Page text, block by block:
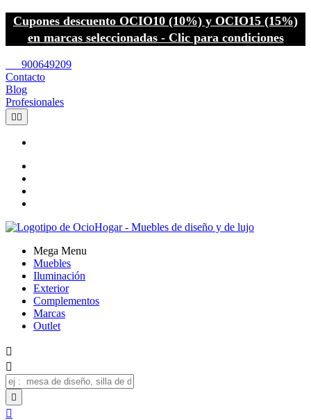
Cupones descuento OCIO10 (10%) y OCIO15 (15%)
en marcas seleccionadas - Clic para condiciones
900649209
Contacto
Blog
Profesionales
 
Mega Menu
Muebles
Iluminación
Exterior
Complementos
Marcas
Outlet



